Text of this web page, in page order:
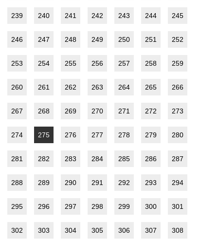
239 240 241 242 243 244 245
246 247 248 249 250 251 252
253 254 255 256 257 258 259
260 261 262 263 264 265 266
267 268 269 270 271 272 273
274 275 276 277 278 279 280
281 282 283 284 285 286 287
288 289 290 291 292 293 294
295 296 297 298 299 300 301
302 303 304 305 306 307 308